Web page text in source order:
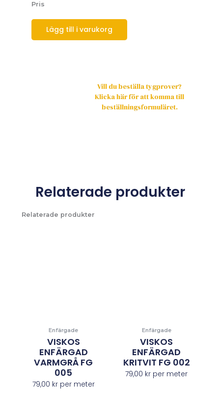
Pris
Lägg till i varukorg
Vill du beställa tygprover?
Klicka här för att komma till
beställningsformuläret.
Relaterade produkter
Relaterade produkter
Enfärgade
VISKOS
ENFÄRGAD
VARMGRÅ FG
005
79,00 krper meter
Enfärgade
VISKOS
ENFÄRGAD
KRITVIT FG 002
79,00 kr per meter